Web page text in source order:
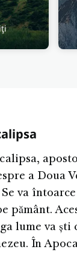
a Doua
va
pământ.
lume va ști
În